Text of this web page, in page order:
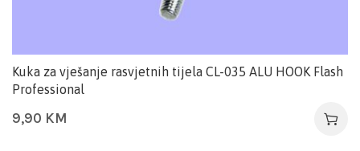
Kuka za vješanje rasvjetnih tijela CL-035 ALU HOOK Flash
Professional
9,90 KM